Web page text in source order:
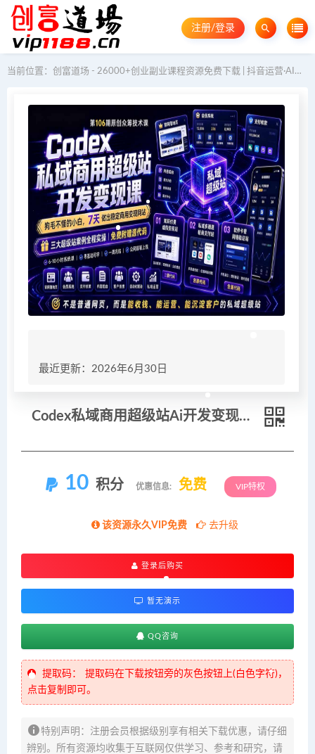
注册/登录
当前位置： 创富道场 - 26000+创业副业课程资源免费下载 | 抖音运营·AI教程·GEO优化
最近更新：2026年6月30日
Codex私域商用超级站Ai开发变现课106期-更新0630：不是普通网站，而是能收钱，能运营，能沉淀客户的私域超级站
10 积分 优惠信息: 免费 VIP特权
该资源永久VIP免费 去升级
登录后购买
暂无演示
QQ咨询
提取码：
提取码在下载按钮旁的灰色按钮上(白色字符)，
点击复制即可。
特别声明：注册会员根据级别享有相关下载优惠，请仔细
辨别。所有资源均收集于互联网仅供学习、参考和研究，请